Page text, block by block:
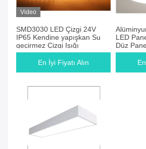
Video
SMD3030 LED Çizgi 24V
IP65 Kendine yapışkan Su
geçirmez Çizgi Işığı
En İyi Fiyatı Alın
LED
Düz